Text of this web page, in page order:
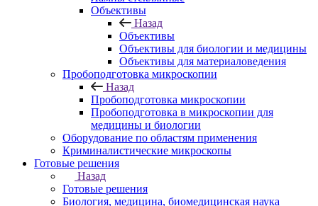
Объективы
Назад
Объективы
Объективы для биологии и медицины
Объективы для материаловедения
Пробоподготовка микроскопии
Назад
Пробоподготовка микроскопии
Пробоподготовка в микроскопии для
медицины и биологии
Оборудование по областям применения
Криминалистические микроскопы
Готовые решения
Назад
Готовые решения
Биология, медицина, биомедицинская наука